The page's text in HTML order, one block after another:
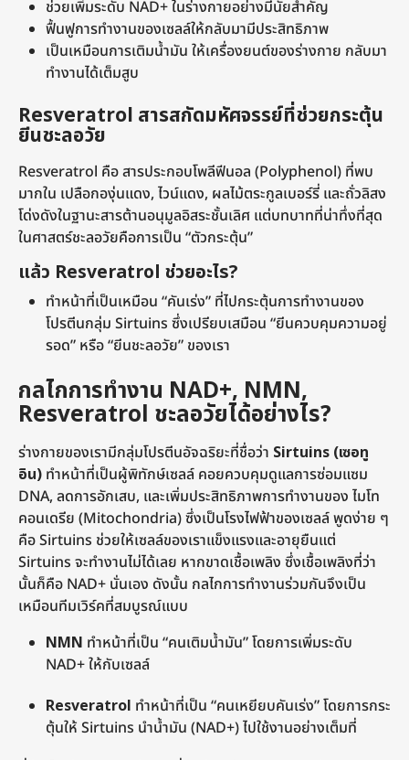
ช่วยเพิ่มระดับ NAD+ ในร่างกายอย่างมีนัยสำคัญ
ฟื้นฟูการทำงานของเซลล์ให้กลับมามีประสิทธิภาพ
เป็นเหมือนการเติมน้ำมัน ให้เครื่องยนต์ของร่างกาย กลับมา
ทำงานได้เต็มสูบ
Resveratrol สารสกัดมหัศจรรย์ที่ช่วยกระตุ้น
ยีนชะลอวัย
Resveratrol คือ สารประกอบโพลีฟีนอล (Polyphenol) ที่พบ
มากใน เปลือกองุ่นแดง, ไวน์แดง, ผลไม้ตระกูลเบอร์รี่ และถั่วลิสง
โด่งดังในฐานะสารต้านอนุมูลอิสระชั้นเลิศ แต่บทบาทที่น่าทึ่งที่สุด
ในศาสตร์ชะลอวัยคือการเป็น “ตัวกระตุ้น”
แล้ว Resveratrol ช่วยอะไร?
ทำหน้าที่เป็นเหมือน “คันเร่ง” ที่ไปกระตุ้นการทำงานของ
โปรตีนกลุ่ม Sirtuins ซึ่งเปรียบเสมือน “ยีนควบคุมความอยู่
รอด” หรือ “ยีนชะลอวัย” ของเรา
กลไกการทำงาน NAD+, NMN,
Resveratrol ชะลอวัยได้อย่างไร?
ร่างกายของเรามีกลุ่มโปรตีนอัจฉริยะที่ชื่อว่า Sirtuins (เซอทู
อิน) ทำหน้าที่เป็นผู้พิทักษ์เซลล์ คอยควบคุมดูแลการซ่อมแซม
DNA, ลดการอักเสบ, และเพิ่มประสิทธิภาพการทำงานของ ไมโท
คอนเดรีย (Mitochondria) ซึ่งเป็นโรงไฟฟ้าของเซลล์ พูดง่าย ๆ
คือ Sirtuins ช่วยให้เซลล์ของเราแข็งแรงและอายุยืนแต่
Sirtuins จะทำงานไม่ได้เลย หากขาดเชื้อเพลิง ซึ่งเชื้อเพลิงที่ว่า
นั้นก็คือ NAD+ นั่นเอง ดังนั้น กลไกการทำงานร่วมกันจึงเป็น
เหมือนทีมเวิร์คที่สมบูรณ์แบบ
NMN ทำหน้าที่เป็น “คนเติมน้ำมัน” โดยการเพิ่มระดับ
NAD+ ให้กับเซลล์
Resveratrol ทำหน้าที่เป็น “คนเหยียบคันเร่ง” โดยการกระ
ตุ้นให้ Sirtuins นำน้ำมัน (NAD+) ไปใช้งานอย่างเต็มที่